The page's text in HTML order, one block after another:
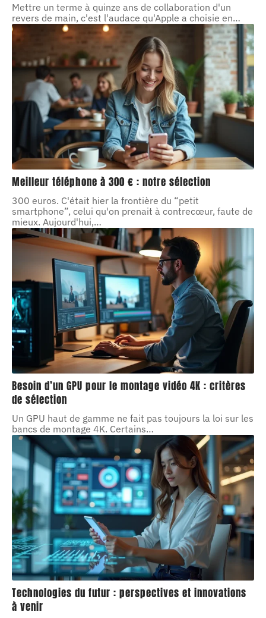
Mettre un terme à quinze ans de collaboration d'un
revers de main, c'est l'audace qu'Apple a choisie en…
Meilleur téléphone à 300 € : notre sélection
300 euros. C'était hier la frontière du “petit
smartphone”, celui qu'on prenait à contrecœur, faute de
mieux. Aujourd'hui,…
Besoin d’un GPU pour le montage vidéo 4K : critères
de sélection
Un GPU haut de gamme ne fait pas toujours la loi sur les
bancs de montage 4K. Certains…
Technologies du futur : perspectives et innovations
à venir